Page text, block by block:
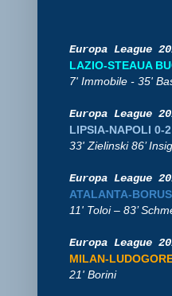
Europa League
LAZIO-STEAUA
7' Immobile - 35'
Europa League
LIPSIA-NAPOLI 0-2
33' Zielinski 86’
Europa League
ATALANTA-
11' Toloi – 83’
Europa League
MILAN-
21' Borini